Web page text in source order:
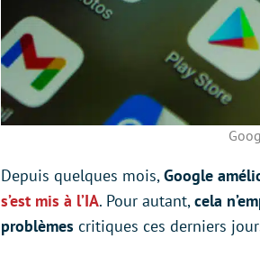
Depuis quelques mois, Google
s’est mis à l’IA. Pour autant, cela
problèmes critiques ces derniers